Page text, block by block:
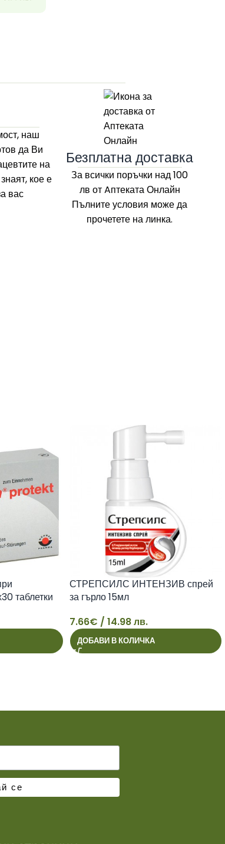
наш
да Ви
на
знаят, кое е
вас
Безплатна доставка
За всички поръчки над 100
лв от Aптеката Онлайн
Пълните условия може да
прочетете на линка.
таблетки
СТРЕПСИЛС ИНТЕНЗИВ спрей
за гърло 15мл
7.66€ / 14.98 лв.
ДОБАВИ В КОЛИЧКА